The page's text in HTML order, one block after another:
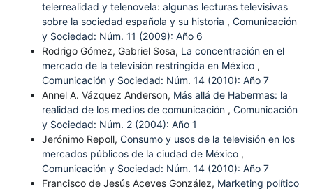
telerrealidad y telenovela: algunas lecturas televisivas
sobre la sociedad española y su historia , Comunicación
y Sociedad: Núm. 11 (2009): Año 6
Rodrigo Gómez, Gabriel Sosa, La concentración en el
mercado de la televisión restringida en México ,
Comunicación y Sociedad: Núm. 14 (2010): Año 7
Annel A. Vázquez Anderson, Más allá de Habermas: la
realidad de los medios de comunicación , Comunicación
y Sociedad: Núm. 2 (2004): Año 1
Jerónimo Repoll, Consumo y usos de la televisión en los
mercados públicos de la ciudad de México ,
Comunicación y Sociedad: Núm. 14 (2010): Año 7
Francisco de Jesús Aceves González, Marketing político